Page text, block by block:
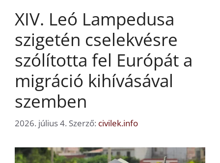
XIV. Leó Lampedusa
szigetén cselekvésre
szólította fel Európát a
migráció kihívásával
szemben
2026. július 4. Szerző: civilek.info